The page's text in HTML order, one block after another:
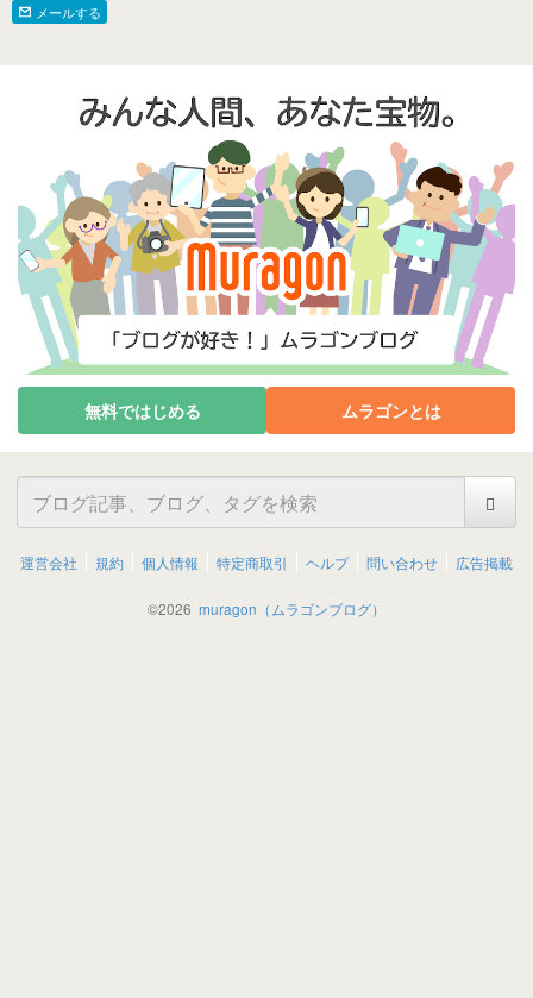
メールする
無料ではじめる ムラゴンとは
運営会社 規約 個人情報 特定商取引 ヘルプ 問い合わせ 広告掲載
©2026 muragon（ムラゴンブログ）